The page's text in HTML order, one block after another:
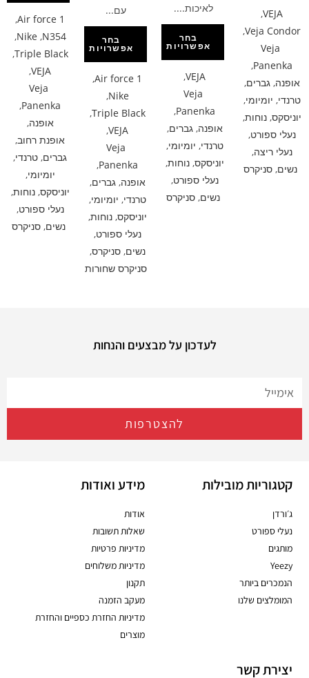
VEJA
,
Veja Condor
,
Veja
Panenka
,
אופנה,גברים,
טרנדי, יומיומי,
יוניסקס,נוחות,
נעלי ספורט,
נעלי ריצה,
נשים, סניקרס
לאיכות....
בחר
אפשרויות
VEJA
,
Veja
Panenka
,
אופנה,גברים,
טרנדי, יומיומי,
יוניסקס,נוחות,
נעלי ספורט,
נשים, סניקרס
עם...
בחר
אפשרויות
Air force 1
,
Nike
,
Triple Black
,
VEJA
,
Veja
Panenka
,
אופנה,גברים,
טרנדי, יומיומי,
יוניסקס,נוחות,
נעלי ספורט,
נשים,סניקרס,
סניקרס שחורות
Air force 1
,
N354
,
Nike
,
Triple Black
,
VEJA
,
Veja
Panenka
,
אופנה,
אופנת רחוב,
גברים, טרנדי,
יומיומי,
יוניסקס,נוחות,
נעלי ספורט,
נשים, סניקרס
לעדכון על מבצעים והנחות
להצטרפות
קטגוריות מובילות
ג׳ורדן
נעלי ספורט
מותגים
Yeezy
הנמכרים ביותר
המומלצים שלנו
מידע ואודות
אודות
שאלות תשובות
מדיניות פרטיות
מדיניות משלוחים
תקנון
מעקב הזמנה
מדיניות החזרת כספיים והחזרת
מוצרים
יצירת קשר